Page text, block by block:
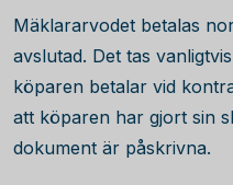
Mäklararvodet betalas
avslutad. Det tas
köparen betalar vid
att köparen har gjort sin
dokument är påskrivna.